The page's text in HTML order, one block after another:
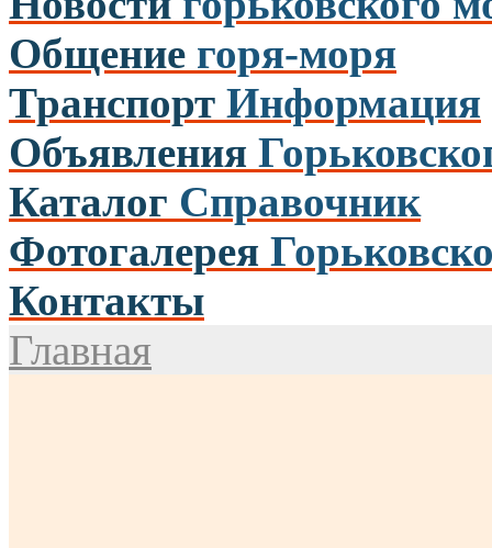
Общение горя-моря
Транспорт Информация
Объявления
Каталог Справочник
Фотогалерея
Контакты
Главная